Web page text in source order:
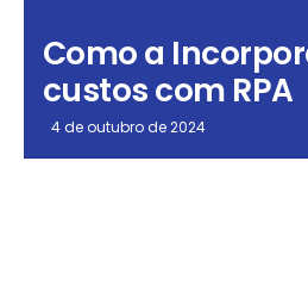
Como a
custos com RPA
4 de outubro de 2024